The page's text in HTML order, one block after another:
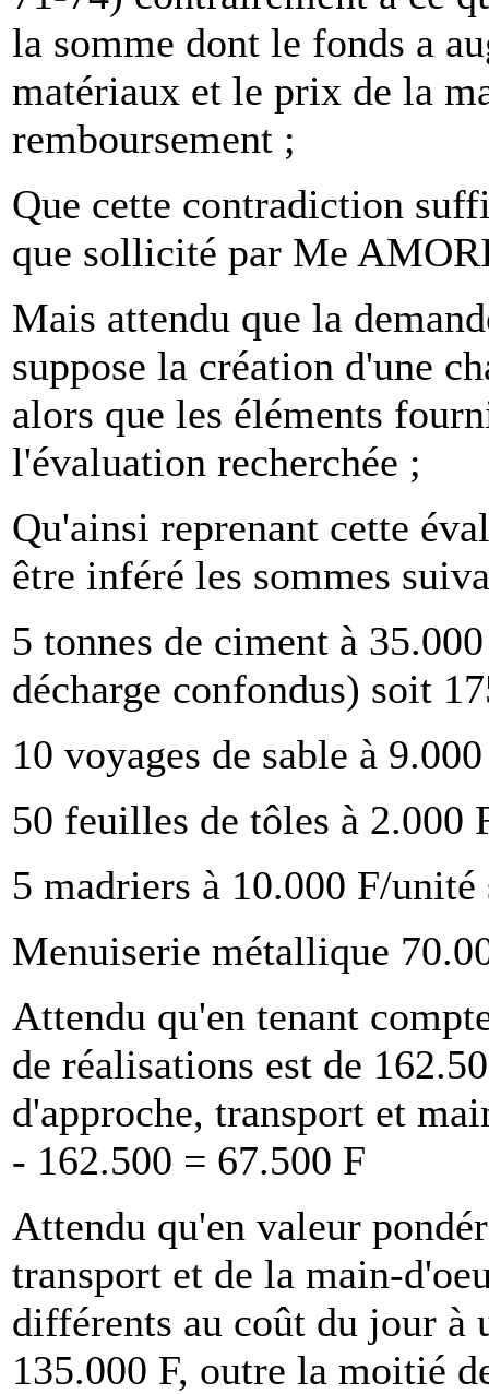
la somme dont le fonds a
matériaux et le prix de la
remboursement ;
Que cette contradiction
que sollicité par Me
Mais attendu que la
suppose la création d'une
alors que les éléments
l'évaluation recherchée ;
Qu'ainsi reprenant cette
être inféré les sommes
5 tonnes de ciment à
décharge confondus) soit
10 voyages de sable à
50 feuilles de tôles à 2.000
5 madriers à 10.000 F/
Menuiserie métallique
Attendu qu'en tenant
de réalisations est de
d'approche, transport et
- 162.500 = 67.500 F
Attendu qu'en valeur
transport et de la main-
différents au coût du jour à
135.000 F, outre la moitié